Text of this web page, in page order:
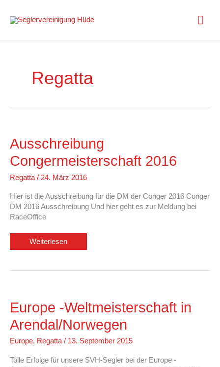
Inhalt
springen
Regatta
Ausschreibung
Congermeisterschaft 2016
Regatta / 24. März 2016
Hier ist die Ausschreibung für die DM der Conger 2016 Conger
DM 2016 Ausschreibung Und hier geht es zur Meldung bei
RaceOffice
Ausschreibung
Congermeisterschaft
Weiterlesen
Europe -Weltmeisterschaft in
Arendal/Norwegen
Europe, Regatta/ 13. September 2015
Tolle Erfolge für unsere SVH-Segler bei der Europe -